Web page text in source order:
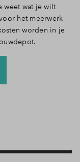
weet wat je wilt
het meerwerk
worden in je